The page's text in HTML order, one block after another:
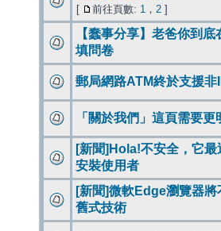
[ 前往頁數: 1 ， 2 ]
【蠢事分享】老爸你到
填問卷
郵局網路ATM終於支援非
「關於我們」這頁需要更
[新聞]Hola!不安全，它
安裝使用者
[新聞]微軟Edge瀏覽器
舊式技術